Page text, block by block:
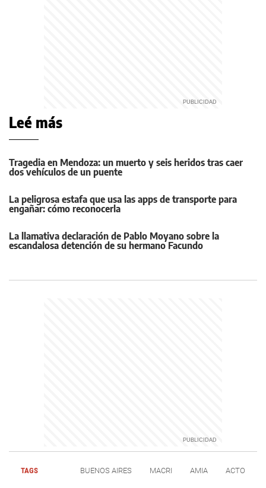
Leé más
Tragedia en Mendoza: un muerto y seis heridos tras caer
dos vehículos de un puente
La peligrosa estafa que usa las apps de transporte para
engañar: cómo reconocerla
La llamativa declaración de Pablo Moyano sobre la
escandalosa detención de su hermano Facundo
TAGS BUENOS AIRES MACRI AMIA ACTO